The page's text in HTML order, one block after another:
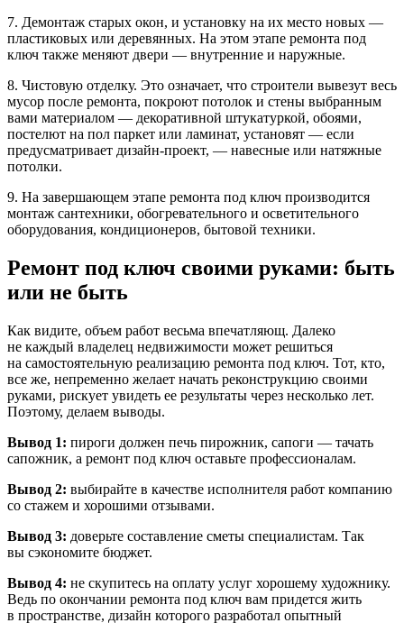
7. Демонтаж старых окон, и установку на их место новых —
пластиковых или деревянных. На этом этапе ремонта под
ключ также меняют двери — внутренние и наружные.
8. Чистовую отделку. Это означает, что строители вывезут весь
мусор после ремонта, покроют потолок и стены выбранным
вами материалом — декоративной штукатуркой, обоями,
постелют на пол паркет или ламинат, установят — если
предусматривает дизайн-проект, — навесные или натяжные
потолки.
9. На завершающем этапе ремонта под ключ производится
монтаж сантехники, обогревательного и осветительного
оборудования, кондиционеров, бытовой техники.
Ремонт под ключ своими руками: быть
или не быть
Как видите, объем работ весьма впечатляющ. Далеко
не каждый владелец недвижимости может решиться
на самостоятельную реализацию ремонта под ключ. Тот, кто,
все же, непременно желает начать реконструкцию своими
руками, рискует увидеть ее результаты через несколько лет.
Поэтому, делаем выводы.
Вывод 1: пироги должен печь пирожник, сапоги — тачать
сапожник, а ремонт под ключ оставьте профессионалам.
Вывод 2: выбирайте в качестве исполнителя работ компанию
со стажем и хорошими отзывами.
Вывод 3: доверьте составление сметы специалистам. Так
вы сэкономите бюджет.
Вывод 4: не скупитесь на оплату услуг хорошему художнику.
Ведь по окончании ремонта под ключ вам придется жить
в пространстве, дизайн которого разработал опытный